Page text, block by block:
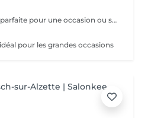
attache légère et élégante , parfaite pour une occasion ou soirée chic
pour les grandes occasions